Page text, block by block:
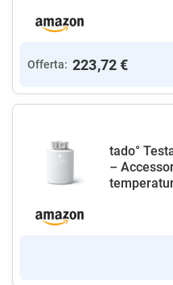
Offerta: 223,72 €
tado°
–